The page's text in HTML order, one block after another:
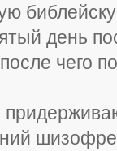
день
чего